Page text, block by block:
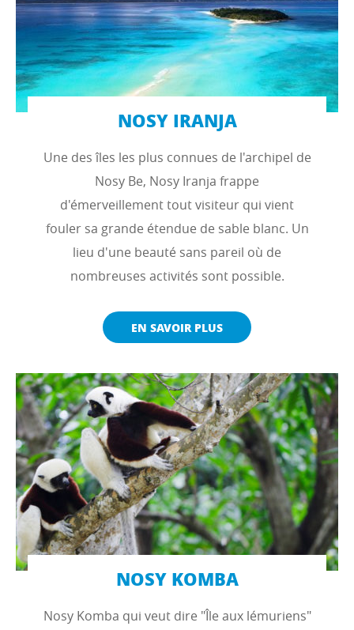
NOSY IRANJA
Une des îles les plus connues de l'archipel de
Nosy Be, Nosy Iranja frappe
d'émerveillement tout visiteur qui vient
fouler sa grande étendue de sable blanc. Un
lieu d'une beauté sans pareil où de
nombreuses activités sont possible.
EN SAVOIR PLUS
NOSY KOMBA
Nosy Komba qui veut dire "Île aux lémuriens"